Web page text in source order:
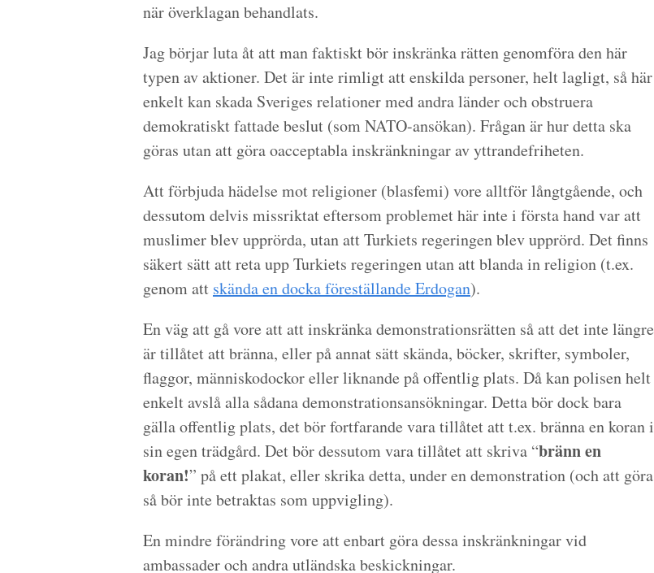
när överklagan behandlats.
Jag börjar luta åt att man faktiskt bör inskränka rätten genomföra den här
typen av aktioner. Det är inte rimligt att enskilda personer, helt lagligt, så här
enkelt kan skada Sveriges relationer med andra länder och obstruera
demokratiskt fattade beslut (som NATO-ansökan). Frågan är hur detta ska
göras utan att göra oacceptabla inskränkningar av yttrandefriheten.
Att förbjuda hädelse mot religioner (blasfemi) vore alltför långtgående, och
dessutom delvis missriktat eftersom problemet här inte i första hand var att
muslimer blev upprörda, utan att Turkiets regeringen blev upprörd. Det finns
säkert sätt att reta upp Turkiets regeringen utan att blanda in religion (t.ex.
genom att skända en docka föreställande Erdogan).
En väg att gå vore att att inskränka demonstrationsrätten så att det inte längre
är tillåtet att bränna, eller på annat sätt skända, böcker, skrifter, symboler,
flaggor, människodockor eller liknande på offentlig plats. Då kan polisen helt
enkelt avslå alla sådana demonstrationsansökningar. Detta bör dock bara
gälla offentlig plats, det bör fortfarande vara tillåtet att t.ex. bränna en koran i
sin egen trädgård. Det bör dessutom vara tillåtet att skriva “bränn en
koran!” på ett plakat, eller skrika detta, under en demonstration (och att göra
så bör inte betraktas som uppvigling).
En mindre förändring vore att enbart göra dessa inskränkningar vid
ambassader och andra utländska beskickningar.